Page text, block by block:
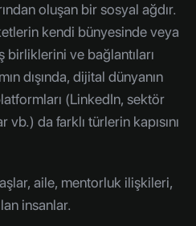
oluşan bir sosyal ağdır.
kendi bünyesinde veya
birliklerini ve bağlantıları
dışında, dijital dünyanın
(LinkedIn, sektör
da farklı türlerin kapısını
aile, mentorluk ilişkileri,
insanlar.